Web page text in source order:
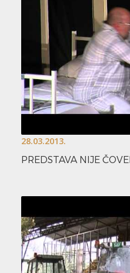
28.03.2013.
PREDSTAVA NIJE